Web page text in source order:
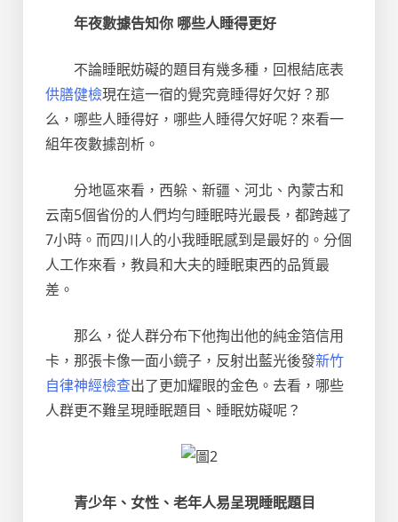
年夜數據告知你 哪些人睡得更好
不論睡眠妨礙的題目有幾多種，回根結底表
供膳健檢現在這一宿的覺究竟睡得好欠好？那
么，哪些人睡得好，哪些人睡得欠好呢？來看一
組年夜數據剖析。
分地區來看，西躲、新疆、河北、內蒙古和
云南5個省份的人們均勻睡眠時光最長，都跨越了
7小時。而四川人的小我睡眠感到是最好的。分個
人工作來看，教員和大夫的睡眠東西的品質最
差。
那么，從人群分布下他掏出他的純金箔信用
卡，那張卡像一面小鏡子，反射出藍光後發新竹
自律神經檢查出了更加耀眼的金色。去看，哪些
人群更不難呈現睡眠題目、睡眠妨礙呢？
青少年、女性、老年人易呈現睡眠題目